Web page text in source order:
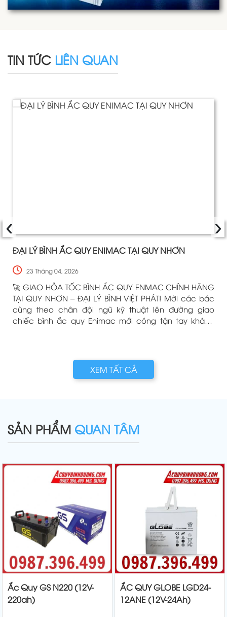
TIN TỨC LIÊN QUAN
ĐẠI LÝ BÌNH ẮC QUY ENIMAC TẠI QUY NHƠN
23 Tháng 04, 2026
🚀 GIAO HỎA TỐC BÌNH ẮC QUY ENMAC CHÍNH HÃNG
TẠI QUY NHƠN – ĐẠI LÝ BÌNH VIỆT PHÁT! Mời các bác
cùng theo chân đội ngũ kỹ thuật lên đường giao
chiếc bình ắc quy Enimac mới cóng tận tay khách
‹ ›
XEM TẤT CẢ
SẢN PHẨM QUAN TÂM
Ắc Quy GS N220 (12V-
220ah)
ẮC QUY GLOBE LGD24-
12ANE (12V-24Ah)